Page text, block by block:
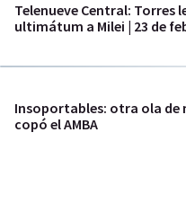
Telenueve Central: Torres
ultimátum a Milei | 23 de
Insoportables: otra ola de
copó el AMBA